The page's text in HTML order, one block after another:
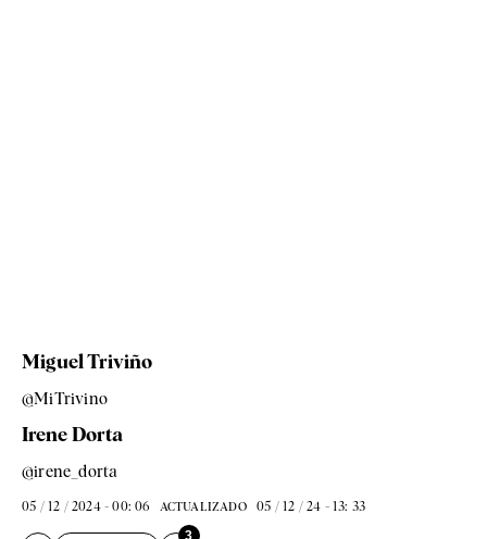
Miguel Triviño
@MiTrivino
Irene Dorta
@irene_dorta
05 / 12 / 2024 - 00: 06 ACTUALIZADO 05 / 12 / 24 - 13: 33
3